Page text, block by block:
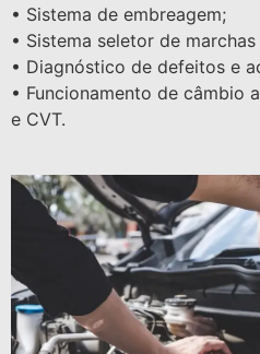
• Sistema de embreagem;
• Sistema seletor de
• Diagnóstico de defeitos e
• Funcionamento de câmbio
e CVT.